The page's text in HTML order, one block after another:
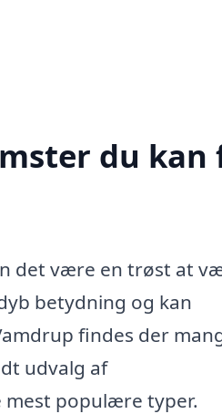
du kan
det være en trøst at
betydning og kan
findes der
udvalg af
mest populære typer.